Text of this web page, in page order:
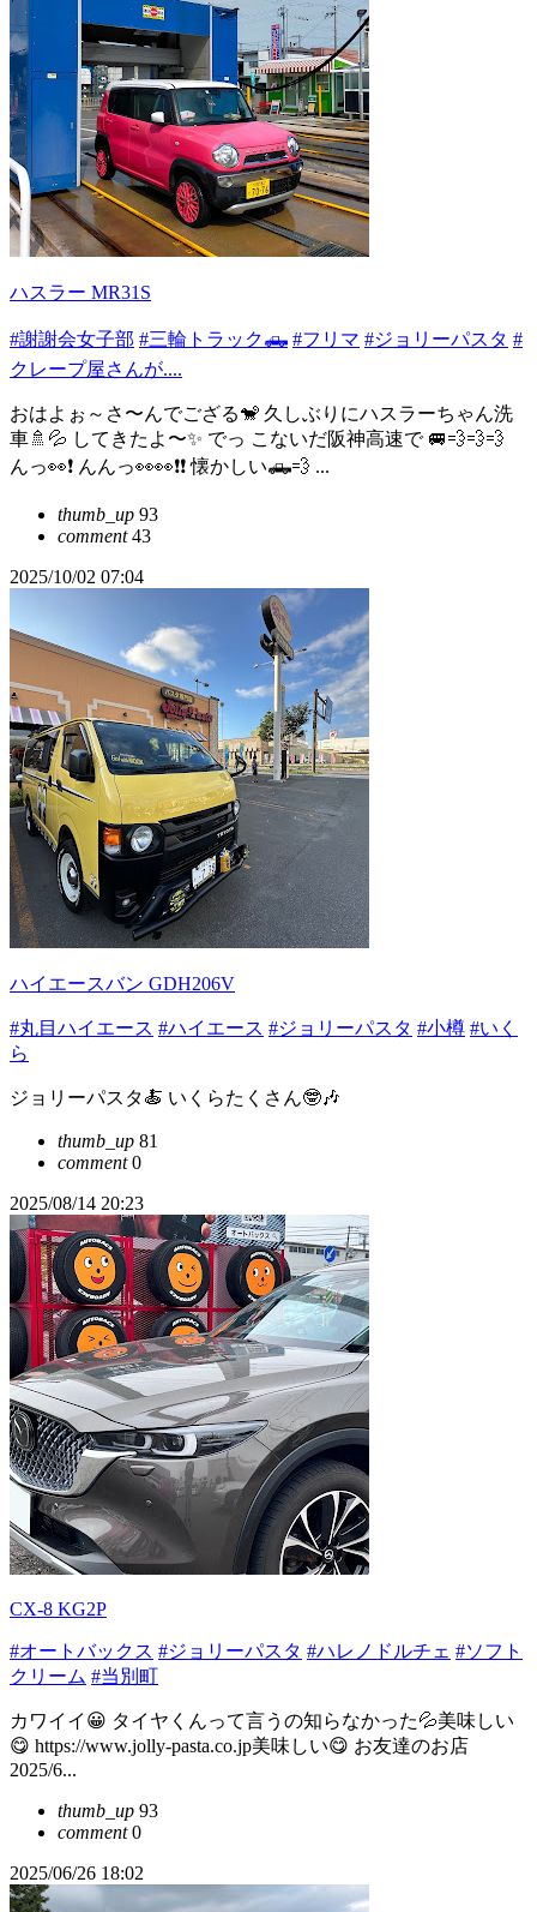
ハスラー MR31S
#謝謝会女子部 #三輪トラック🛻 #フリマ #ジョリーパスタ #
クレープ屋さんが....
おはよぉ～さ〜んでござる🐒 久しぶりにハスラーちゃん洗
車🚿💦 してきたよ〜✨ でっ こないだ阪神高速で 🚐💨💨💨
んっ👀❗ んんっ👀👀❗❗ 懐かしい🛻💨 ...
thumb_up 93
comment43
2025/10/02 07:04
ハイエースバン GDH206V
#丸目ハイエース #ハイエース #ジョリーパスタ #小樽 #いく
ら
ジョリーパスタ🍝 いくらたくさん🤓🎶
thumb_up 81
comment0
2025/08/14 20:23
CX-8 KG2P
#オートバックス #ジョリーパスタ #ハレノドルチェ #ソフト
クリーム #当別町
カワイイ😀 タイヤくんって言うの知らなかった💦美味しい
😋 https://www.jolly-pasta.co.jp美味しい😋 お友達のお店
2025/6...
thumb_up 93
comment0
2025/06/26 18:02